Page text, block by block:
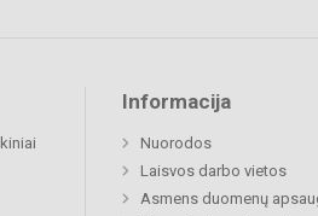
Informacija
Nuorodos
Laisvos darbo vietos
Asmens duomenų